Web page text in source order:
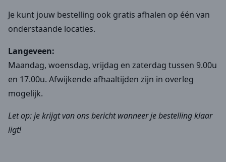
Je kunt jouw bestelling ook gratis afhalen op één van
onderstaande locaties.
Langeveen:
Maandag, woensdag, vrijdag en zaterdag tussen 9.00u
en 17.00u. Afwijkende afhaaltijden zijn in overleg
mogelijk.
Let op: je krijgt van ons bericht wanneer je bestelling klaar
ligt!